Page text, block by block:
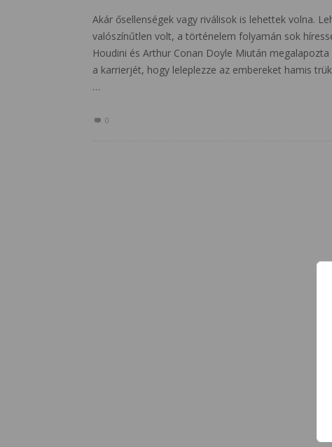
Akár ősellenségek vagy riválisok is lehettek volna.
valószínűtlen volt, a történelem folyamán sok
Houdini és Arthur Conan Doyle Miután
a karrierjét, hogy leleplezze az embereket hamis
…
0